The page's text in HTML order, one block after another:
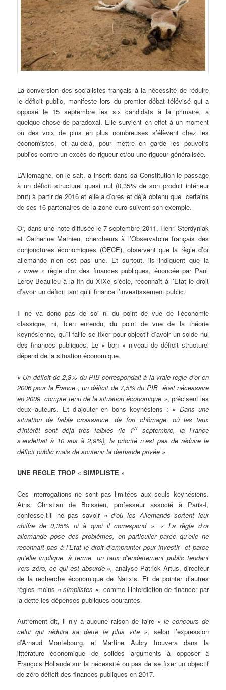
La conversion des socialistes français à la nécessité de réduire
le déficit public, manifeste lors du premier débat télévisé qui a
opposé le 15 septembre les six candidats à la primaire, a
quelque chose de paradoxal. Elle survient en effet à un moment
où des voix de plus en plus nombreuses s’élèvent chez les
économistes, et au-delà, pour mettre en garde les pouvoirs
publics contre un excès de rigueur et/ou une rigueur généralisée.
L’Allemagne, on le sait, a inscrit dans sa Constitution le passage
à un déficit structurel quasi nul (0,35% de son produit intérieur
brut) à partir de 2016 et elle a d’ores et déjà obtenu que certains
de ses 16 partenaires de la zone euro suivent son exemple.
Or, dans une note diffusée le 7 septembre 2011, Henri Sterdyniak
et Catherine Mathieu, chercheurs à l’Observatoire français des
conjonctures économiques (OFCE), observent que la règle d’or
allemande n’en est pas une. Et surtout, ils indiquent que la
« vraie » règle d’or des finances publiques, énoncée par Paul
Leroy-Beaulieu à la fin du XIXe siècle, reconnaît à l’Etat le droit
d’avoir un déficit tant qu’il finance l’investissement public.
Il ne va donc pas de soi ni du point de vue de l’économie
classique, ni, bien entendu, du point de vue de la théorie
keynésienne, qu’il faille se fixer pour objectif d’avoir un solde nul
des finances publiques. Le « bon » niveau de déficit structurel
dépend de la situation économique.
« Un déficit de 2,3% du PIB correspondait à la vraie règle d’or en
2006 pour la France ; un déficit de 7,5% du PIB était nécessaire
en 2009, compte tenu de la situation économique », précisent les
deux auteurs. Et d’ajouter en bons keynésiens : « Dans une
situation de faible croissance, de fort chômage, où les taux
d’intérêt sont déjà très faibles (le 1erseptembre, la France
s’endettait à 10 ans à 2,9%), la priorité n’est pas de réduire le
déficit public mais de soutenir la demande privée ».
UNE REGLE TROP « SIMPLISTE »
Ces interrogations ne sont pas limitées aux seuls keynésiens.
Ainsi Christian de Boissieu, professeur associé à Paris-I,
confesse-t-il ne pas savoir « d’où les Allemands sortent leur
chiffre de 0,35% ni à quoi il correspond ». « La règle d’or
allemande pose des problèmes, en particulier parce qu’elle ne
reconnaît pas à l’Etat le droit d’emprunter pour investir et parce
qu’elle implique, à terme, un taux d’endettement public tendant
vers zéro, ce qui est absurde »,analyse Patrick Artus, directeur
de la recherche économique de Natixis. Et de pointer d’autres
règles moins « simplistes », comme l’interdiction de financer par
la dette les dépenses publiques courantes.
Autrement dit, il n’y a aucune raison de faire « le concours de
celui qui réduira sa dette le plus vite », selon l’expression
d’Arnaud Montebourg, et Martine Aubry trouvera dans la
littérature économique de solides arguments à opposer à
François Hollande sur la nécessité ou pas de se fixer un objectif
de zéro déficit des finances publiques en 2017.